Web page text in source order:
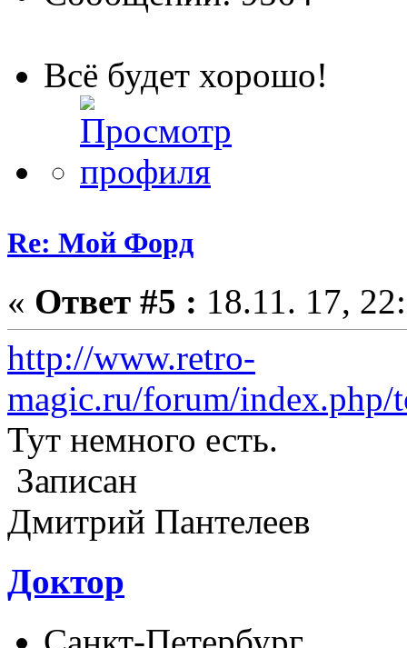
Всё будет хорошо!
Re: Мой Форд
« Ответ #5 : 18.11. 17,
http://www.retro-
magic.ru/forum/
Тут немного есть.
Записан
Дмитрий Пантелеев
Доктор